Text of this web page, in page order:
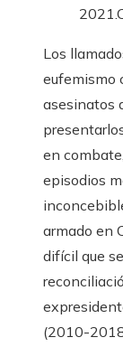
2021.
Los
eufemismo
asesinatos
en
episodios
armado en
difícil que
(2010-